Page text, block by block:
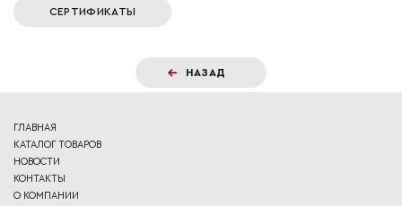
СЕРТИФИКАТЫ
НАЗАД
ГЛАВНАЯ
КАТАЛОГ ТОВАРОВ
НОВОСТИ
КОНТАКТЫ
О КОМПАНИИ